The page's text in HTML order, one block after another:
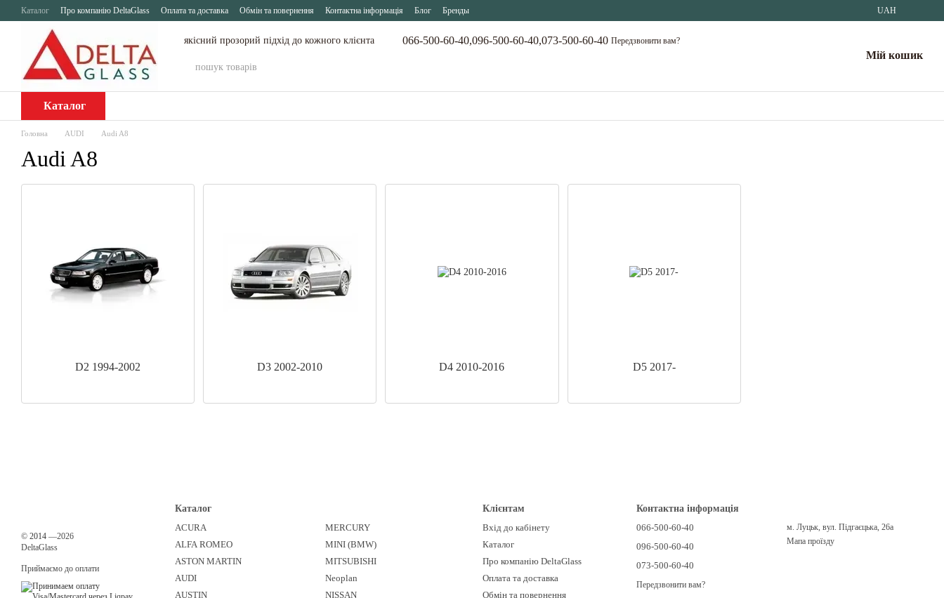
Перейти до основного контенту
Каталог Про компанію DeltaGlass Оплата та доставка Обмін та повернення Контактна інформація Блог Бренды UAH
якісний прозорий підхід до кожного клієнта 066-500-60-40,096-500-60-40,073-500-60-40 Передзвонити вам?
Мій кошик
Каталог
Головна AUDI Audi A8
Audi A8
D2 1994-2002 D3 2002-2010 D4 2010-2016 D5 2017-
© 2014 —2026
DeltaGlass
Приймаємо до оплати
Каталог
ACURA
ALFA ROMEO
ASTON MARTIN
AUDI
AUSTIN
MERCURY
MINI (BMW)
MITSUBISHI
Neoplan
NISSAN
Клієнтам
Вхід до кабінету
Каталог
Про компанію DeltaGlass
Оплата та доставка
Обмін та повернення
Контактна інформація
066-500-60-40
096-500-60-40
073-500-60-40
Передзвонити вам?
м. Луцьк, вул. Підгаєцька, 26а
Мапа проїзду